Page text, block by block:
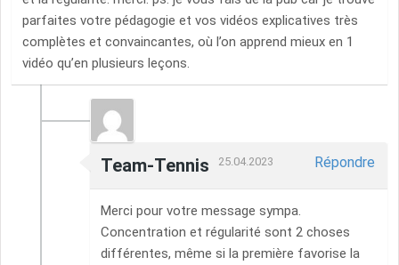
parfaites votre pédagogie et vos vidéos explicatives très
complètes et convaincantes, où l’on apprend mieux en 1
vidéo qu’en plusieurs leçons.
Team-Tennis 25.04.2023 Répondre
Merci pour votre message sympa.
Concentration et régularité sont 2 choses
différentes, même si la première favorise la